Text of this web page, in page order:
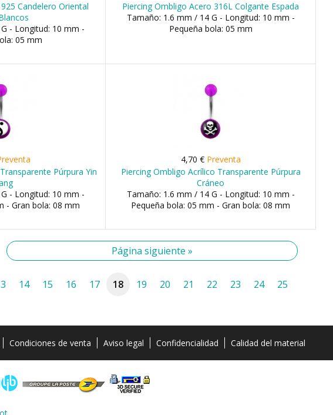
Candelero Oriental
- Longitud: 10 mm -
05 mm
Piercing Ombligo Acero 316L Colgante Espada
Tamaño: 1.6 mm / 14 G - Longitud: 10 mm -
Pequeña bola: 05 mm
Púrpura Yin
- Longitud: 10 mm -
- Gran bola: 08 mm
4,70 € Preventa
Piercing Ombligo Acrílico Transparente Púrpura
Cráneo
Tamaño: 1.6 mm / 14 G - Longitud: 10 mm -
Pequeña bola: 05 mm - Gran bola: 08 mm
Página siguiente »
14 15 16 17 18 19 20 21 22 23 24 25
Condiciones de venta Aviso legal Confidencialidad Calidad del material